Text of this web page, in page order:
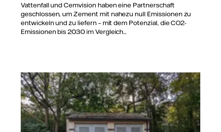
Vattenfall und Cemvision haben eine Partnerschaft
geschlossen, um Zement mit nahezu null Emissionen zu
entwickeln und zu liefern – mit dem Potenzial, die CO2-
Emissionen bis 2030 im Vergleich...